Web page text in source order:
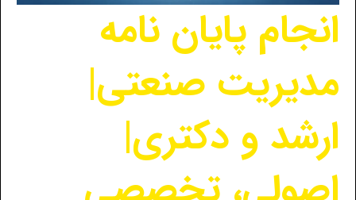
انجام پایان نامه
مدیریت صنعتی|
ارشد و دکتری|